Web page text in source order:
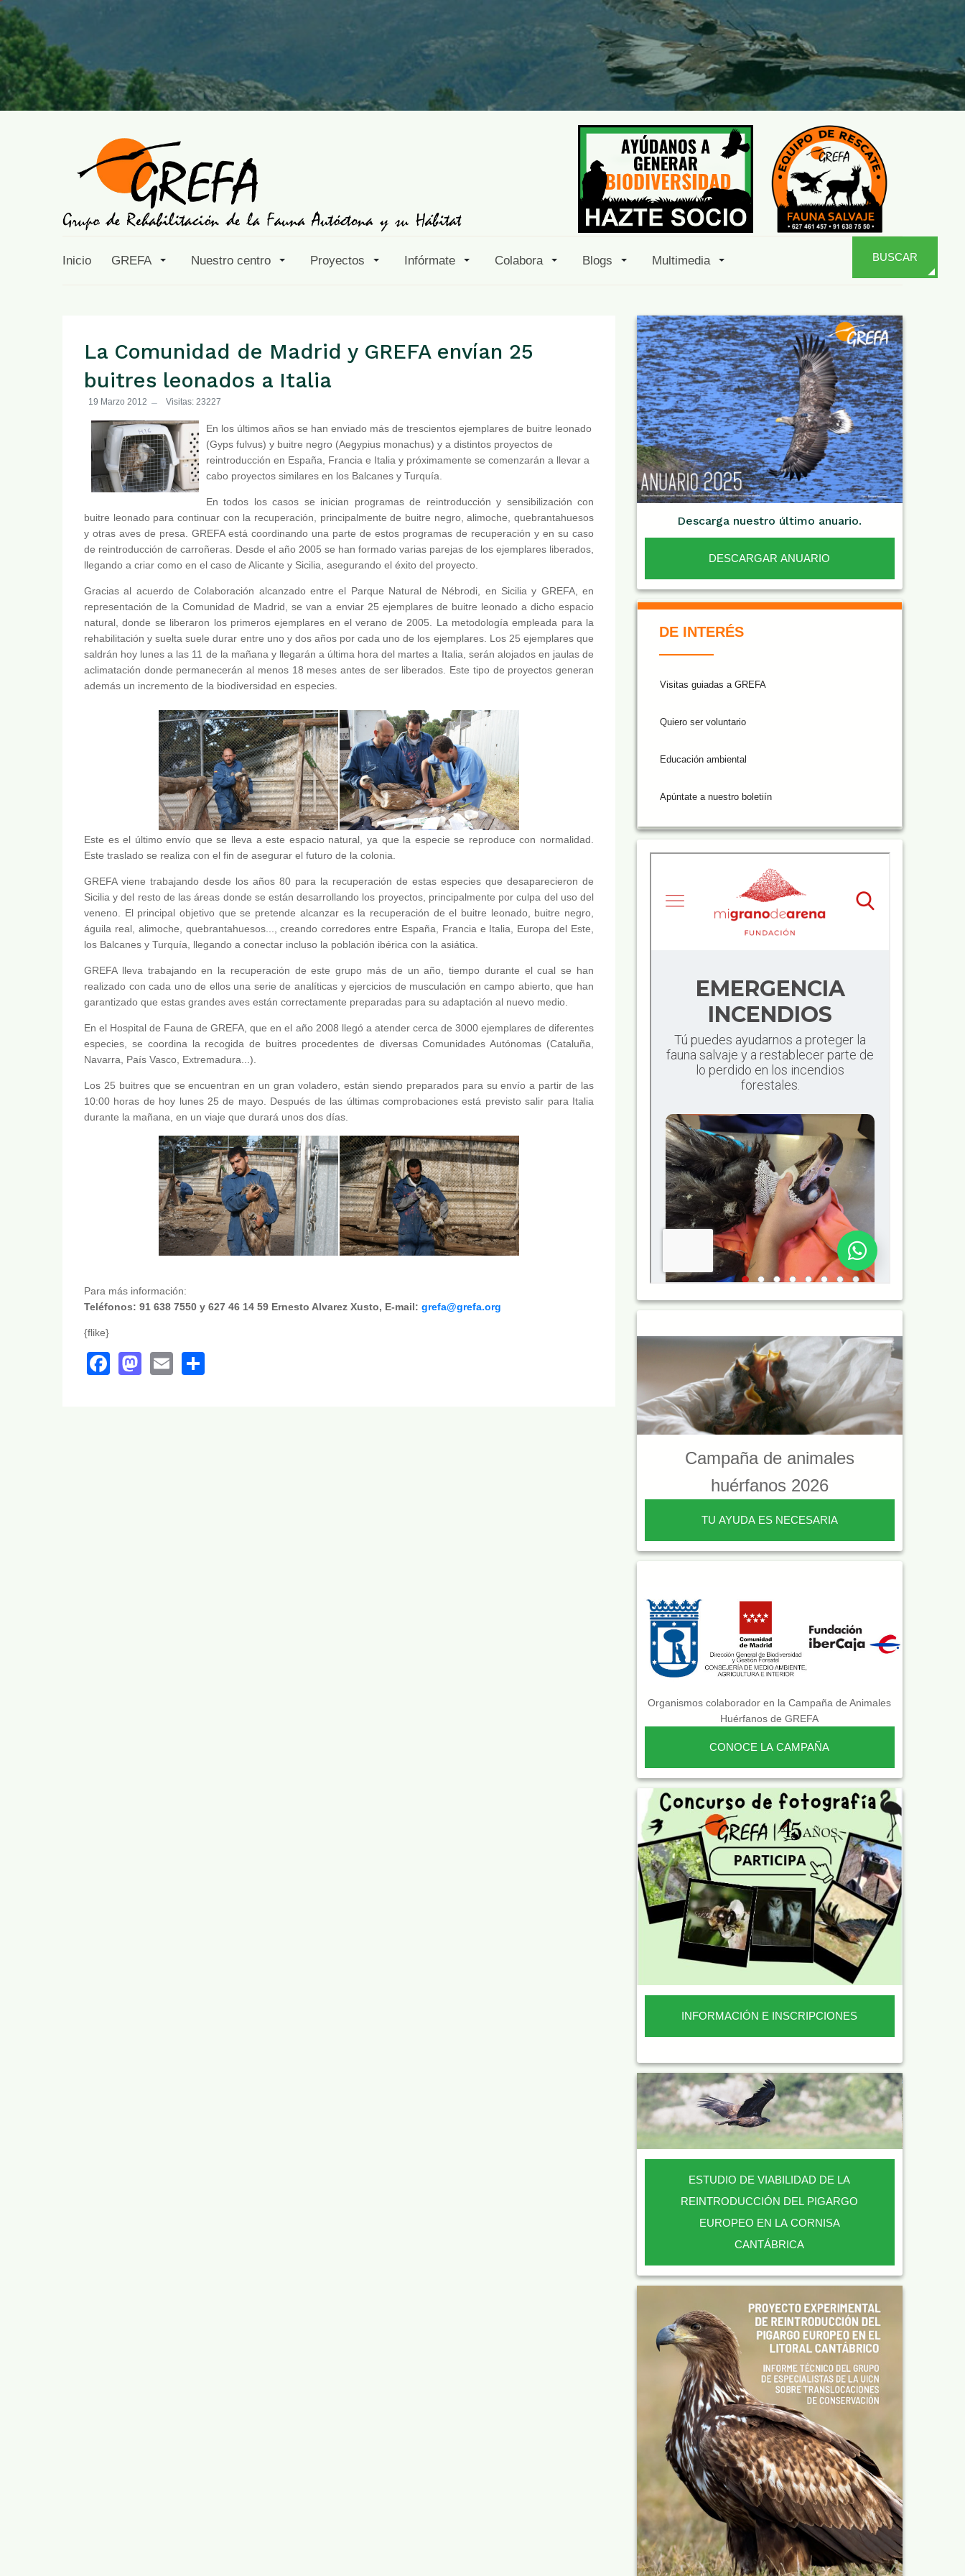
Inicio GREFA Nuestro centro Proyectos Infórmate Colabora Blogs Multimedia BUSCAR
La Comunidad de Madrid y GREFA envían 25
buitres leonados a Italia
19 Marzo 2012 Visitas: 23227
En los últimos años se han enviado más de trescientos ejemplares de buitre leonado
(Gyps fulvus) y buitre negro (Aegypius monachus) y a distintos proyectos de
reintroducción en España, Francia e Italia y próximamente se comenzarán a llevar a
cabo proyectos similares en los Balcanes y Turquía.
En todos los casos se inician programas de reintroducción y sensibilización con
buitre leonado para continuar con la recuperación, principalmente de buitre negro, alimoche, quebrantahuesos
y otras aves de presa. GREFA está coordinando una parte de estos programas de recuperación y en su caso
de reintroducción de carroñeras. Desde el año 2005 se han formado varias parejas de los ejemplares liberados,
llegando a criar como en el caso de Alicante y Sicilia, asegurando el éxito del proyecto.
Gracias al acuerdo de Colaboración alcanzado entre el Parque Natural de Nébrodi, en Sicilia y GREFA, en
representación de la Comunidad de Madrid, se van a enviar 25 ejemplares de buitre leonado a dicho espacio
natural, donde se liberaron los primeros ejemplares en el verano de 2005. La metodología empleada para la
rehabilitación y suelta suele durar entre uno y dos años por cada uno de los ejemplares. Los 25 ejemplares que
saldrán hoy lunes a las 11 de la mañana y llegarán a última hora del martes a Italia, serán alojados en jaulas de
aclimatación donde permanecerán al menos 18 meses antes de ser liberados. Este tipo de proyectos generan
además un incremento de la biodiversidad en especies.
Este es el último envío que se lleva a este espacio natural, ya que la especie se reproduce con normalidad.
Este traslado se realiza con el fin de asegurar el futuro de la colonia.
GREFA viene trabajando desde los años 80 para la recuperación de estas especies que desaparecieron de
Sicilia y del resto de las áreas donde se están desarrollando los proyectos, principalmente por culpa del uso del
veneno. El principal objetivo que se pretende alcanzar es la recuperación de el buitre leonado, buitre negro,
águila real, alimoche, quebrantahuesos..., creando corredores entre España, Francia e Italia, Europa del Este,
los Balcanes y Turquía, llegando a conectar incluso la población ibérica con la asiática.
GREFA lleva trabajando en la recuperación de este grupo más de un año, tiempo durante el cual se han
realizado con cada uno de ellos una serie de analíticas y ejercicios de musculación en campo abierto, que han
garantizado que estas grandes aves están correctamente preparadas para su adaptación al nuevo medio.
En el Hospital de Fauna de GREFA, que en el año 2008 llegó a atender cerca de 3000 ejemplares de diferentes
especies, se coordina la recogida de buitres procedentes de diversas Comunidades Autónomas (Cataluña,
Navarra, País Vasco, Extremadura...).
Los 25 buitres que se encuentran en un gran voladero, están siendo preparados para su envío a partir de las
10:00 horas de hoy lunes 25 de mayo. Después de las últimas comprobaciones está previsto salir para Italia
durante la mañana, en un viaje que durará unos dos días.
Para más información:
Teléfonos: 91 638 7550 y 627 46 14 59 Ernesto Alvarez Xusto, E-mail: grefa@grefa.org
{flike}
Facebook
Mastodon
Email
Descarga nuestro último anuario.
DESCARGAR ANUARIO
DE INTERÉS
Visitas guiadas a GREFA
Quiero ser voluntario
Educación ambiental
Apúntate a nuestro boletiín
Campaña de animales
huérfanos 2026
TU AYUDA ES NECESARIA
Organismos colaborador en la Campaña de Animales
Huérfanos de GREFA
CONOCE LA CAMPAÑA
INFORMACIÓN E INSCRIPCIONES
ESTUDIO DE VIABILIDAD DE LA
REINTRODUCCIÓN DEL PIGARGO
EUROPEO EN LA CORNISA
CANTÁBRICA